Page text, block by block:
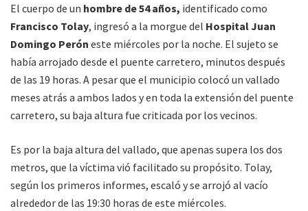
El cuerpo de un hombre de 54 años, identificado como
Francisco Tolay, ingresó a la morgue del Hospital Juan
Domingo Perón este miércoles por la noche. El sujeto se
había arrojado desde el puente carretero, minutos después
de las 19 horas. A pesar que el municipio colocó un vallado
meses atrás a ambos lados y en toda la extensión del puente
carretero, su baja altura fue criticada por los vecinos.
Es por la baja altura del vallado, que apenas supera los dos
metros, que la víctima vió facilitado su propósito. Tolay,
según los primeros informes, escaló y se arrojó al vacío
alrededor de las 19:30 horas de este miércoles.